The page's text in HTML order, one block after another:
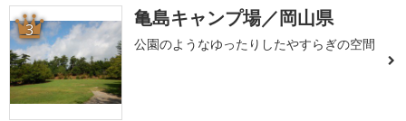
3 亀島キャンプ場／岡山県
公園のようなゆったりしたやすらぎの空間